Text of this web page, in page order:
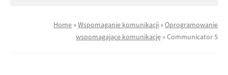
Home »Wspomaganie komunikacji »Oprogramowanie
wspomagające komunikację »Communicator 5